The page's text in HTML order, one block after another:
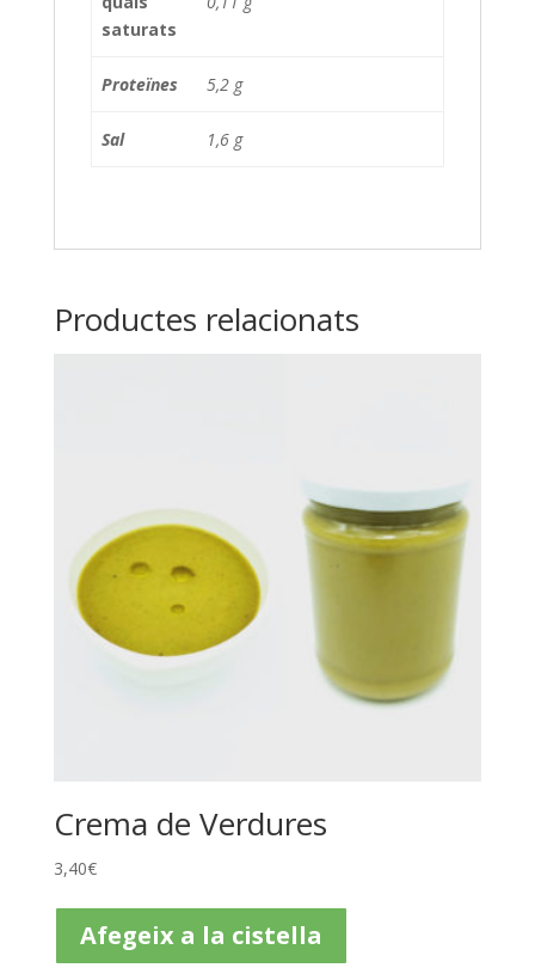
saturats
Proteïnes 5,2 g
Sal 1,6 g
Productes relacionats
Crema de Verdures
3,40€
Afegeix a la cistella